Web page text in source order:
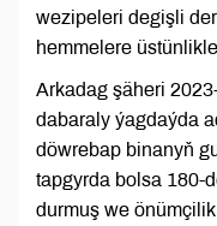
wezipeleri degişli
hemmelere
Arkadag şäheri
dabaraly ýagdaýda
döwrebap binanyň
tapgyrda bolsa 180-
durmuş we